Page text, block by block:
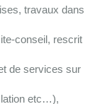
travaux dans
conseil, rescrit
de services sur
etc…),